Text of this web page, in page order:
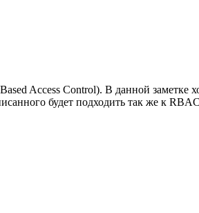
Access Control). В данной заметке
будет подходить так же к